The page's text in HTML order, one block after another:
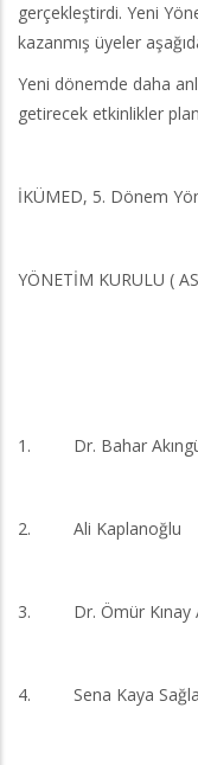
gerçekleştirdi. Yeni
kazanmış üyeler
Yeni dönemde daha
getirecek etkinlikler
İKÜMED, 5. Dönem
YÖNETİM KURULU (
1. Dr. Bahar
2. Ali Kaplanoğlu
3. Dr. Ömür Kınay
4. Sena Kaya